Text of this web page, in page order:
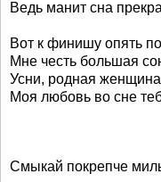
Ведь манит сна
Вот к финишу опять
Мне честь большая
Усни, родная
Моя любовь во сне
Смыкай покрепче